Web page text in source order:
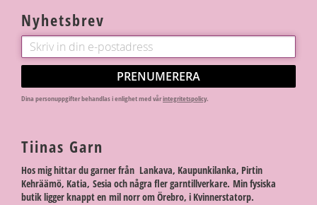
Nyhetsbrev
PRENUMERERA
Dina personuppgifter behandlas i enlighet med vårintegritetspolicy.
Tiinas Garn
Hos mig hittar du garner från Lankava, Kaupunkilanka, Pirtin
Kehräämö, Katia, Sesia och några fler garntillverkare. Min fysiska
butik ligger knappt en mil norr om Örebro, i Kvinnerstatorp.